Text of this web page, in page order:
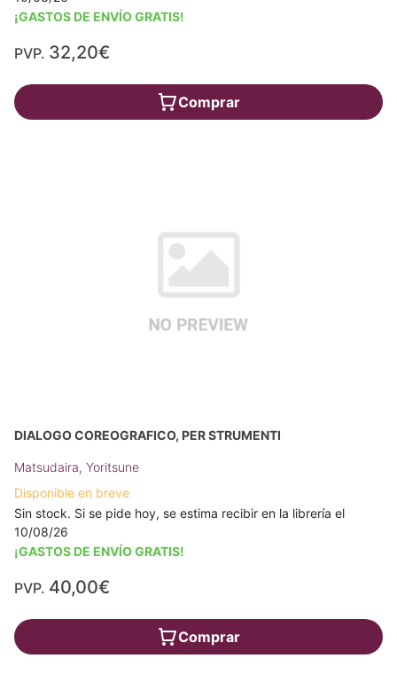
¡GASTOS DE ENVÍO GRATIS!
PVP. 32,20€
Comprar
DIALOGO COREOGRAFICO, PER STRUMENTI
Matsudaira, Yoritsune
Disponible en breve
Sin stock. Si se pide hoy, se estima recibir en la librería el
10/08/26
¡GASTOS DE ENVÍO GRATIS!
PVP. 40,00€
Comprar